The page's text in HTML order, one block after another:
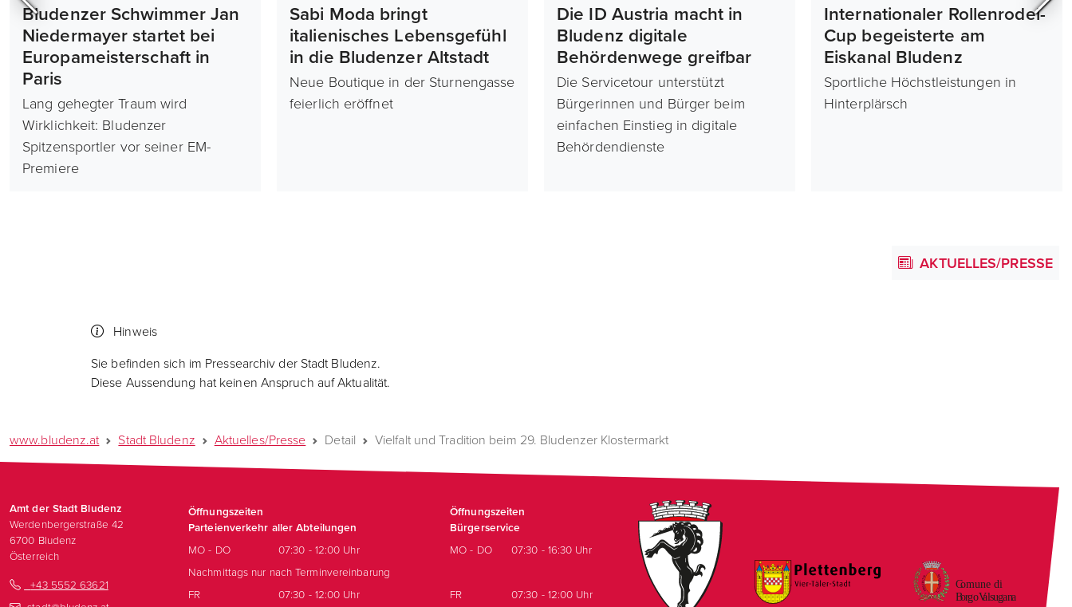
Bludenzer Schwimmer Jan
Niedermayer startet bei
Europameisterschaft in
Paris
Lang gehegter Traum wird
Wirklichkeit: Bludenzer
Spitzensportler vor seiner EM-
Premiere
Sabi Moda bringt
italienisches Lebensgefühl
in die Bludenzer Altstadt
Neue Boutique in der Sturnengasse
feierlich eröffnet
Die ID Austria macht in
Bludenz digitale
Behördenwege greifbar
Die Servicetour unterstützt
Bürgerinnen und Bürger beim
einfachen Einstieg in digitale
Behördendienste
Internationaler Rollenrodel-
Cup begeisterte am
Eiskanal Bludenz
Sportliche Höchstleistungen in
Hinterplärsch
AKTUELLES/PRESSE
Hinweis
Sie befinden sich im Pressearchiv der Stadt Bludenz.
Diese Aussendung hat keinen Anspruch auf Aktualität.
www.bludenz.at Stadt Bludenz Aktuelles/Presse Detail Vielfalt und Tradition beim 29. Bludenzer Klostermarkt
Amt der Stadt Bludenz
Werdenbergerstraße 42
6700 Bludenz
Österreich
+43 5552 63621
Öffnungszeiten
Parteienverkehr aller Abteilungen
Öffnungszeiten
Bürgerservice
MO - DO 07:30 - 12:00 Uhr MO - DO
07:30 - 16:30 Uhr
Nachmittags nur nach Terminvereinbarung
FR
07:30 - 12:00 Uhr FR
07:30 - 12:00 Uhr